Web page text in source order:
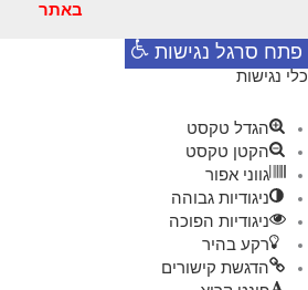
באתר
פתח סרגל נגישות
כלי נגישות
הגדל טקסט
הקטן טקסט
גווני אפור
ניגודיות גבוהה
ניגודיות הפוכה
רקע בהיר
הדגשת קישורים